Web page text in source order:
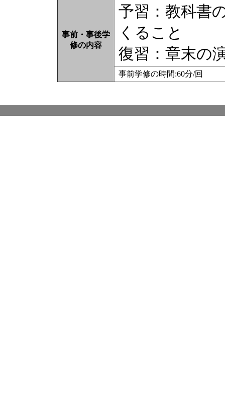
事前・事後学
修の内容
予習：教科書
くること
復習：章末の
事前学修の時間:60分/回